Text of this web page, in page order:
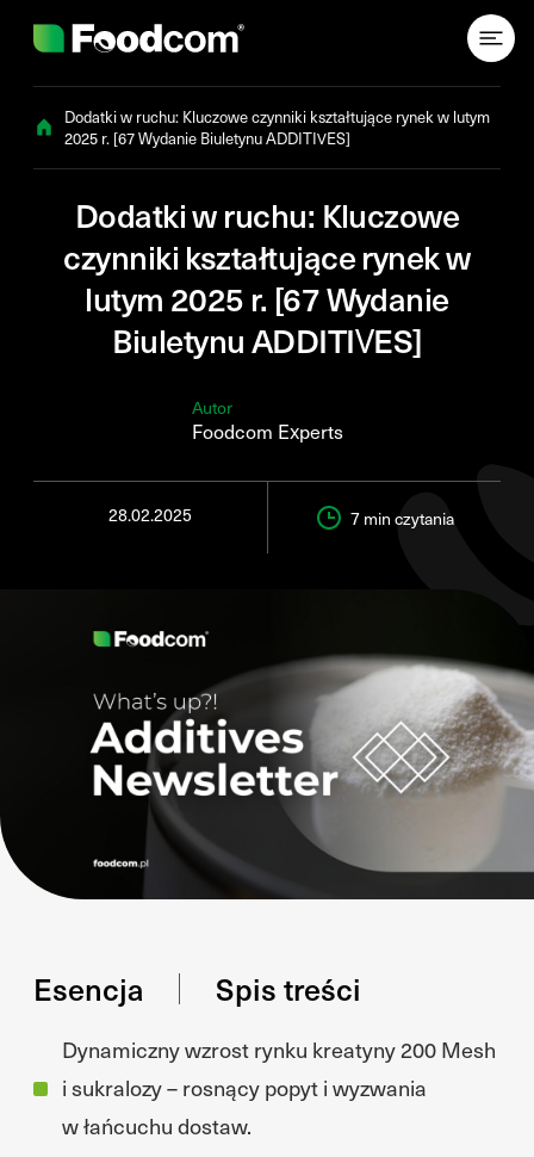
Dodatki w ruchu: Kluczowe czynniki kształtujące rynek w lutym
2025 r. [67 Wydanie Biuletynu ADDITIVES]
Dodatki w ruchu: Kluczowe
czynniki kształtujące rynek w
lutym 2025 r. [67 Wydanie
Biuletynu ADDITIVES]
Autor
Foodcom Experts
28.02.2025 7 min czytania
Esencja Spis treści
Dynamiczny wzrost rynku kreatyny 200 Mesh
i sukralozy – rosnący popyt i wyzwania
w łańcuchu dostaw.